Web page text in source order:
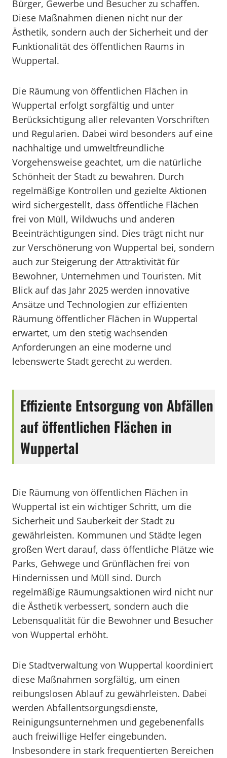
Bürger, Gewerbe und Besucher zu schaffen.
Diese Maßnahmen dienen nicht nur der
Ästhetik, sondern auch der Sicherheit und der
Funktionalität des öffentlichen Raums in
Wuppertal.
Die Räumung von öffentlichen Flächen in
Wuppertal erfolgt sorgfältig und unter
Berücksichtigung aller relevanten Vorschriften
und Regularien. Dabei wird besonders auf eine
nachhaltige und umweltfreundliche
Vorgehensweise geachtet, um die natürliche
Schönheit der Stadt zu bewahren. Durch
regelmäßige Kontrollen und gezielte Aktionen
wird sichergestellt, dass öffentliche Flächen
frei von Müll, Wildwuchs und anderen
Beeinträchtigungen sind. Dies trägt nicht nur
zur Verschönerung von Wuppertal bei, sondern
auch zur Steigerung der Attraktivität für
Bewohner, Unternehmen und Touristen. Mit
Blick auf das Jahr 2025 werden innovative
Ansätze und Technologien zur effizienten
Räumung öffentlicher Flächen in Wuppertal
erwartet, um den stetig wachsenden
Anforderungen an eine moderne und
lebenswerte Stadt gerecht zu werden.
Effiziente Entsorgung von Abfällen
auf öffentlichen Flächen in
Wuppertal
Die Räumung von öffentlichen Flächen in
Wuppertal ist ein wichtiger Schritt, um die
Sicherheit und Sauberkeit der Stadt zu
gewährleisten. Kommunen und Städte legen
großen Wert darauf, dass öffentliche Plätze wie
Parks, Gehwege und Grünflächen frei von
Hindernissen und Müll sind. Durch
regelmäßige Räumungsaktionen wird nicht nur
die Ästhetik verbessert, sondern auch die
Lebensqualität für die Bewohner und Besucher
von Wuppertal erhöht.
Die Stadtverwaltung von Wuppertal koordiniert
diese Maßnahmen sorgfältig, um einen
reibungslosen Ablauf zu gewährleisten. Dabei
werden Abfallentsorgungsdienste,
Reinigungsunternehmen und gegebenenfalls
auch freiwillige Helfer eingebunden.
Insbesondere in stark frequentierten Bereichen